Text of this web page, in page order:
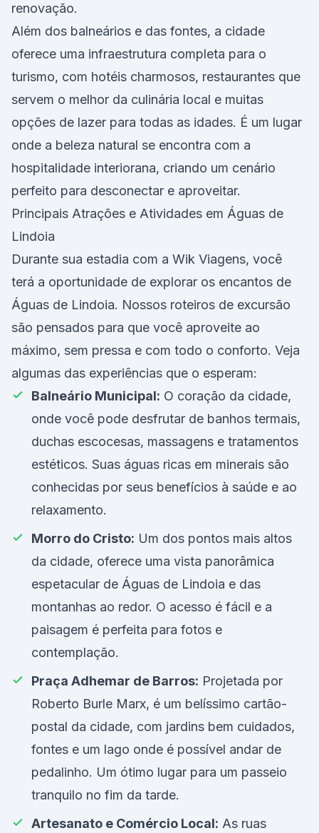
renovação.
Além dos balneários e das fontes, a cidade
oferece uma infraestrutura completa para o
turismo, com hotéis charmosos, restaurantes que
servem o melhor da culinária local e muitas
opções de lazer para todas as idades. É um lugar
onde a beleza natural se encontra com a
hospitalidade interiorana, criando um cenário
perfeito para desconectar e aproveitar.
Principais Atrações e Atividades em Águas de
Lindoia
Durante sua estadia com a Wik Viagens, você
terá a oportunidade de explorar os encantos de
Águas de Lindoia. Nossos roteiros de excursão
são pensados para que você aproveite ao
máximo, sem pressa e com todo o conforto. Veja
algumas das experiências que o esperam:
Balneário Municipal: O coração da cidade,
onde você pode desfrutar de banhos termais,
duchas escocesas, massagens e tratamentos
estéticos. Suas águas ricas em minerais são
conhecidas por seus benefícios à saúde e ao
relaxamento.
Morro do Cristo: Um dos pontos mais altos
da cidade, oferece uma vista panorâmica
espetacular de Águas de Lindoia e das
montanhas ao redor. O acesso é fácil e a
paisagem é perfeita para fotos e
contemplação.
Praça Adhemar de Barros: Projetada por
Roberto Burle Marx, é um belíssimo cartão-
postal da cidade, com jardins bem cuidados,
fontes e um lago onde é possível andar de
pedalinho. Um ótimo lugar para um passeio
tranquilo no fim da tarde.
Artesanato e Comércio Local: As ruas